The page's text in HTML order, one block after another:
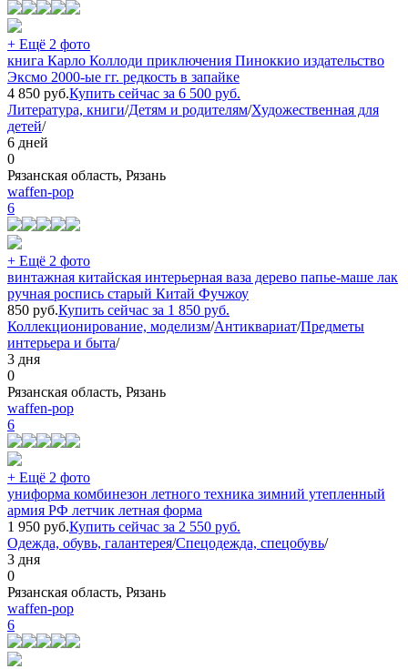
+ Ещё 2 фото
книга Карло Коллоди приключения Пиноккио издательство
Эксмо 2000-ые гг. редкость в запайке
4 850 руб.Купить сейчас за 6 500 руб.
Литература, книги/Детям и родителям/Художественная для
детей/
6 дней
0
Рязанская область, Рязань
waffen-pop
6
+ Ещё 2 фото
винтажная китайская интерьерная ваза дерево папье-маше лак
ручная роспись старый Китай Фучжоу
850 руб.Купить сейчас за 1 850 руб.
Коллекционирование, моделизм/Антиквариат/Предметы
интерьера и быта/
3 дня
0
Рязанская область, Рязань
waffen-pop
6
+ Ещё 2 фото
униформа комбинезон летного техника зимний утепленный
армия РФ летчик летная форма
1 950 руб.Купить сейчас за 2 550 руб.
Одежда, обувь, галантерея/Спецодежда, спецобувь/
3 дня
0
Рязанская область, Рязань
waffen-pop
6